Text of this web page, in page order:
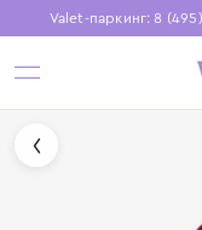
Valet-паркинг: 8
Установите